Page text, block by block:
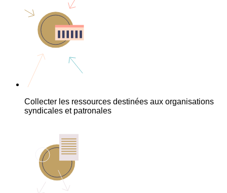
Collecter les ressources destinées aux organisations
syndicales et patronales